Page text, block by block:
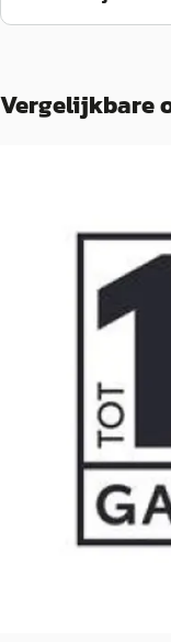
Vergelijkbare
450h+ AWD Luxury
v.a. € 1.005/mnd
2023 · 21.909 km ·
van Leussen Zwolle·
Bekijk aanbieding →